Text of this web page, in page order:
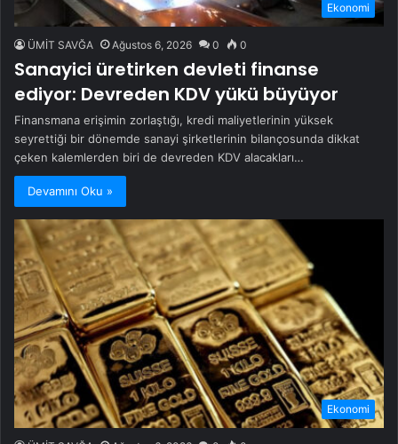
Ekonomi
ÜMİT SAVĞA Ağustos 6, 2026 0 0
Sanayici üretirken devleti finanse
ediyor: Devreden KDV yükü büyüyor
Finansmana erişimin zorlaştığı, kredi maliyetlerinin yüksek
seyrettiği bir dönemde sanayi şirketlerinin bilançosunda dikkat
çeken kalemlerden biri de devreden KDV alacakları…
Devamını Oku »
Ekonomi